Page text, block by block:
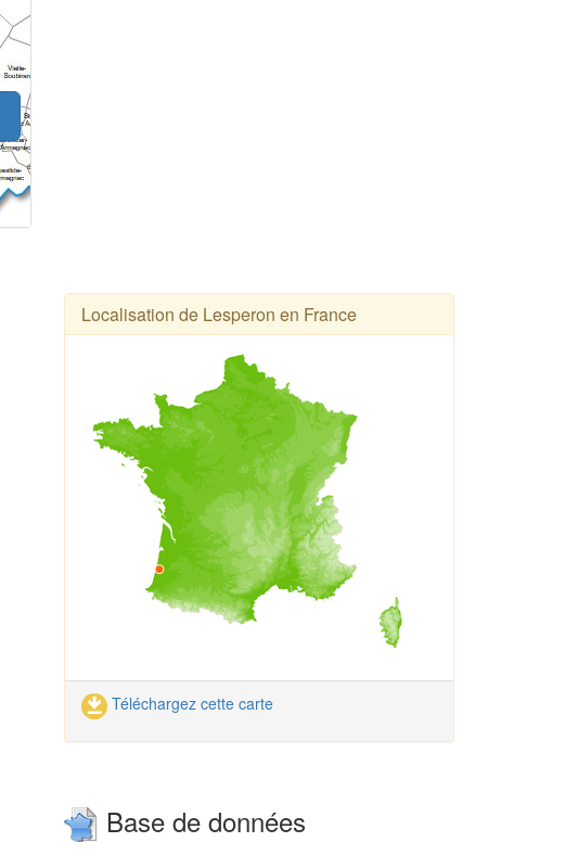
Localisation de Lesperon en France
Téléchargez cette carte
Base de données